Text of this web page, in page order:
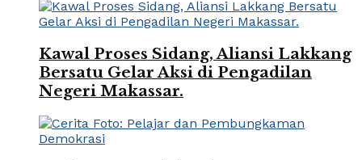
Kawal Proses Sidang, Aliansi Lakkang
Bersatu Gelar Aksi di Pengadilan
Negeri Makassar.